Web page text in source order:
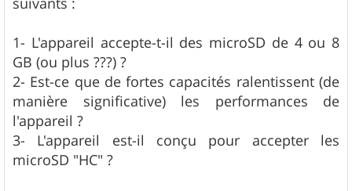
1- L'appareil accepte-t-il des microSD de 4 ou 8
GB (ou plus ???) ?
2- Est-ce que de fortes capacités ralentissent (de
manière significative) les performances de
l'appareil ?
3- L'appareil est-il conçu pour accepter les
microSD "HC" ?